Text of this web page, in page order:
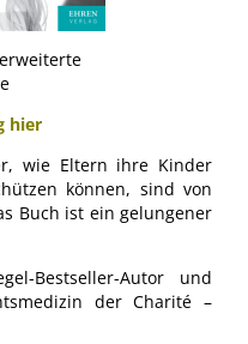
hier
wie Eltern ihre Kinder
können, sind von
Buch ist ein gelungener
Bestseller-Autor und
der Charité –